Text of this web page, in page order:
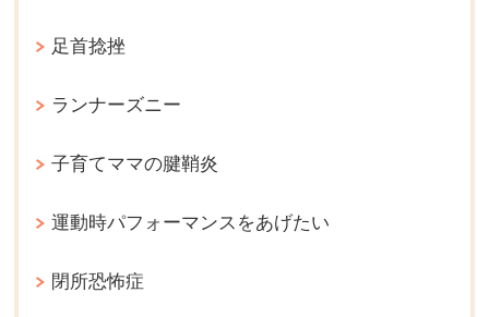
足首捻挫
ランナーズニー
子育てママの腱鞘炎
運動時パフォーマンスをあげたい
閉所恐怖症